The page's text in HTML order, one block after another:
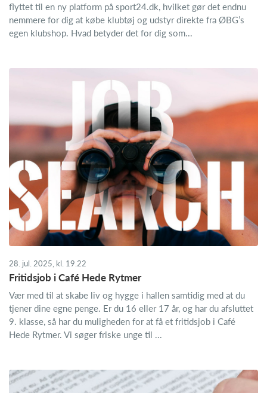
flyttet til en ny platform på sport24.dk, hvilket gør det endnu
nemmere for dig at købe klubtøj og udstyr direkte fra ØBG’s
egen klubshop. Hvad betyder det for dig som...
28. jul. 2025, kl. 19.22
Fritidsjob i Café Hede Rytmer
Vær med til at skabe liv og hygge i hallen samtidig med at du
tjener dine egne penge. Er du 16 eller 17 år, og har du afsluttet
9. klasse, så har du muligheden for at få et fritidsjob i Café
Hede Rytmer. Vi søger friske unge til ...